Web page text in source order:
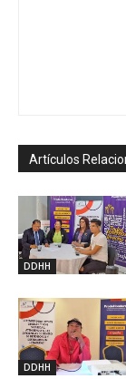
Artículos
DDHH
DDHH